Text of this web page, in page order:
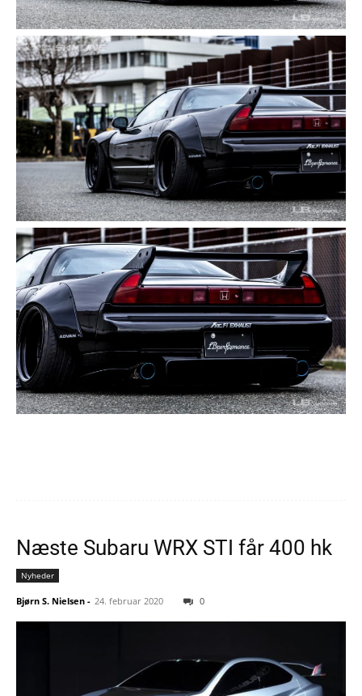
Næste Subaru WRX STI får 400 hk
Nyheder
Bjørn S. Nielsen - 24. februar 2020 0